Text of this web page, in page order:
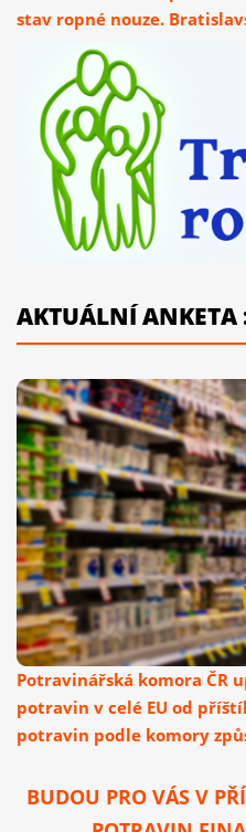
stav ropné nouze.
AKTUÁLNÍ ANKETA
Potravinářská komora ČR
potravin v celé EU od
potravin podle komory
BUDOU PRO VÁS V